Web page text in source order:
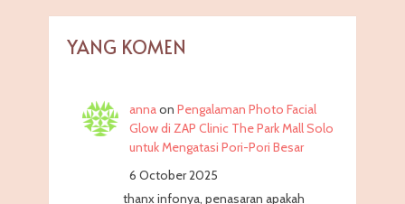
YANG KOMEN
annaon Pengalaman Photo Facial
Glow di ZAP Clinic The Park Mall Solo
untuk Mengatasi Pori-Pori Besar
6 October 2025
thanx infonya, penasaran apakah